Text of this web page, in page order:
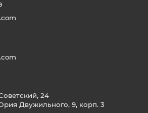
24
Двужильного, 9, корп. 3